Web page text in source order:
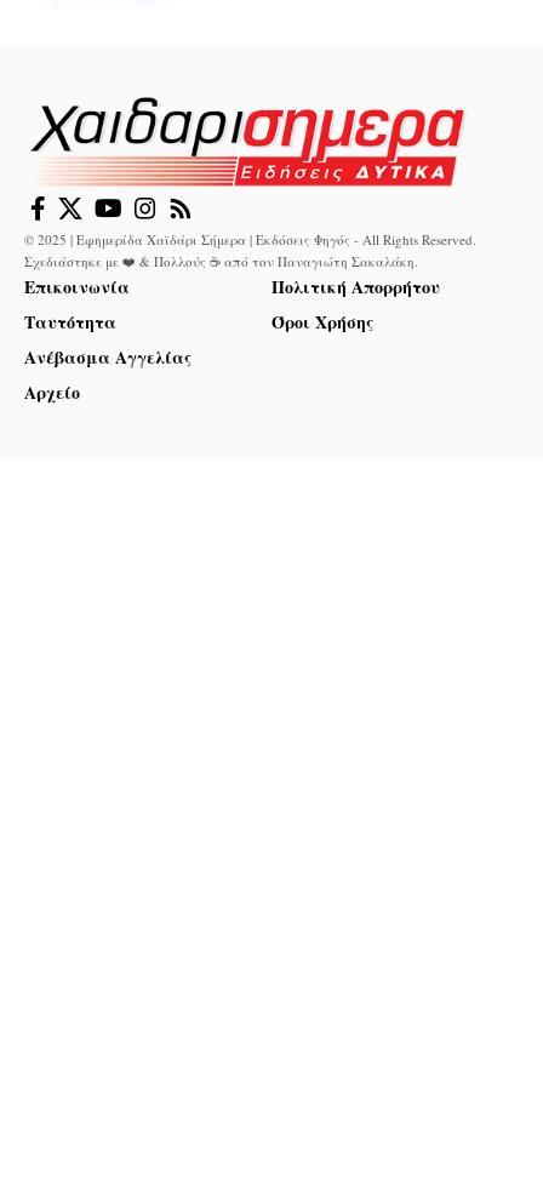
© 2025 | Εφημερίδα Χαϊδάρι Σήμερα | Εκδόσεις Φηγός - All Rights Reserved.
Σχεδιάστηκε με ❤️ & Πολλούς ☕ από τον Παναγιώτη Σακαλάκη
Επικοινωνία
Ταυτότητα
Ανέβασμα Αγγελίας
Αρχείο
Πολιτική Απορρήτου
Όροι Χρήσης